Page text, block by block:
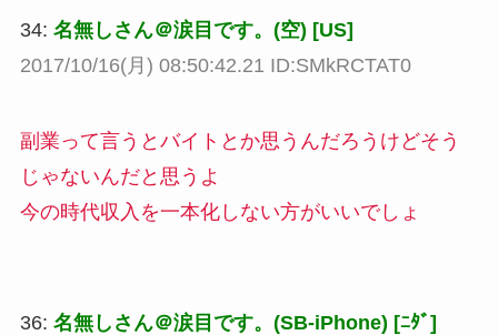
34: 名無しさん＠涙目です。(空) [US]
2017/10/16(月) 08:50:42.21 ID:SMkRCTAT0
副業って言うとバイトとか思うんだろうけどそう
じゃないんだと思うよ
今の時代収入を一本化しない方がいいでしょ
36: 名無しさん＠涙目です。(SB-iPhone) [ﾆﾀﾞ]